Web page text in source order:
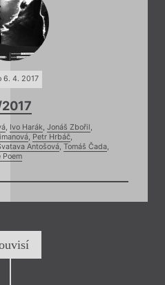
6. 4. 2017
, Ivo Harák, Jonáš Zbořil,
, Petr Hrbáč,
Antošová, Tomáš Čada,
Poem